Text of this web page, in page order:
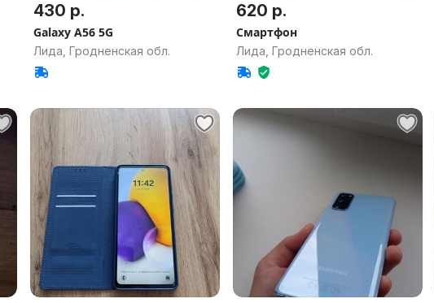
430 р.
Galaxy A56 5G
Лида, Гродненская обл.
620 р.
Смартфон
Лида, Гродненская обл.